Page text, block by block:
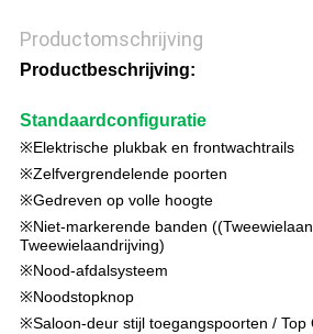
Productomschrijving
Productbeschrijving:
Standaardconfiguratie
※Elektrische plukbak en frontwachtrails
※Zelfvergrendelende poorten
※Gedreven op volle hoogte
※Niet-markerende banden
Tweewielaandrijving)
※Nood-afdalsysteem
※Noodstopknop
※Saloon-deur stijl toegangspoorten / Top